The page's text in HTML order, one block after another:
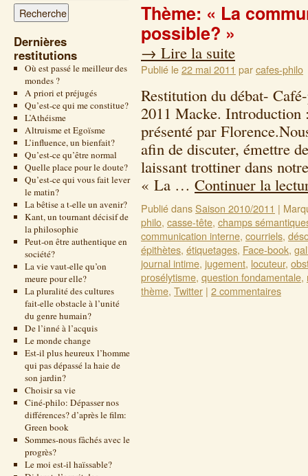
Dernières
restitutions
Où est passé le meilleur des
mondes ?
A priori et préjugés
Qu’est-ce qui me constitue?
L’Athéisme
Altruisme et Egoïsme
L’influence, un bienfait?
Qu’est-ce qu’être normal
Quelle place pour le doute?
Qu’est-ce qui vous fait lever
le matin?
La bêtise a t-elle un avenir?
Kant, un tournant décisif de
la philosophie
Peut-on être authentique en
société?
La vie vaut-elle qu’on
meure pour elle?
La pluralité des cultures
fait-elle obstacle à l’unité
du genre humain?
De l’inné à l’acquis
Le monde change
Est-il plus heureux l’homme
qui pas dépassé la haie de
son jardin?
Choisir sa vie
Ciné-philo: Dépasser nos
différences? d’après le film:
Green book
Sommes-nous fâchés avec le
progrès?
Le moi est-il haïssable?
Thème: « La
possible? »
→ Lire la suite
Publié le22 mai 2011 parcafes-philo
Restitution du débat-
2011 Macke. Introduction
présenté par
afin de discuter, émettre
laissant trottiner dans
« La … Continuer la
Publié dansSaison 2010/2011 |
philo, casse-tête, champs
communication interne, courriels,
épithètes, étiquetages, Face-book,
journal intime, jugement, locuteur,
prosélytisme, question fondamentale,
thème, Twitter | 2 commentaires